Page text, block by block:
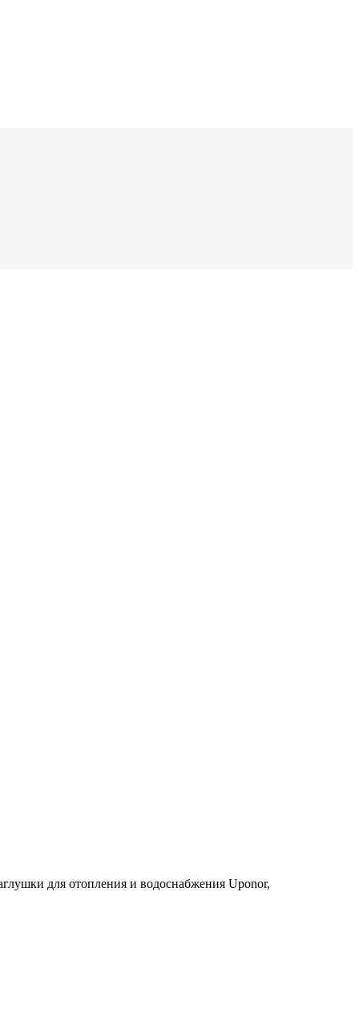
для отопления и водоснабжения Uponor,